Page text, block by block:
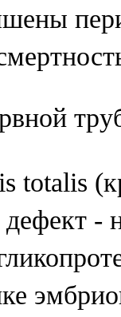
totalis
-